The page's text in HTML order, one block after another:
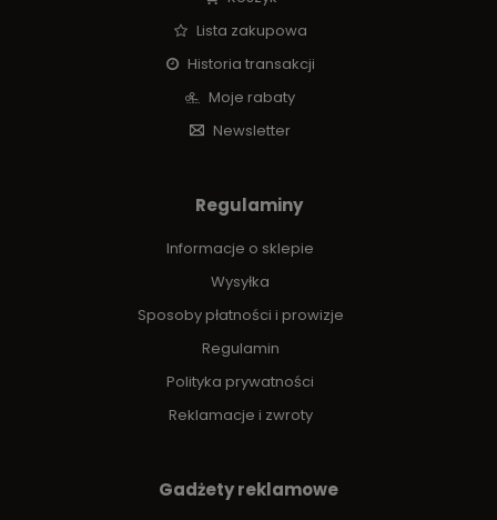
Lista zakupowa
Historia transakcji
Moje rabaty
Newsletter
Regulaminy
Informacje o sklepie
Wysyłka
Sposoby płatności i prowizje
Regulamin
Polityka prywatności
Reklamacje i zwroty
Gadżety reklamowe